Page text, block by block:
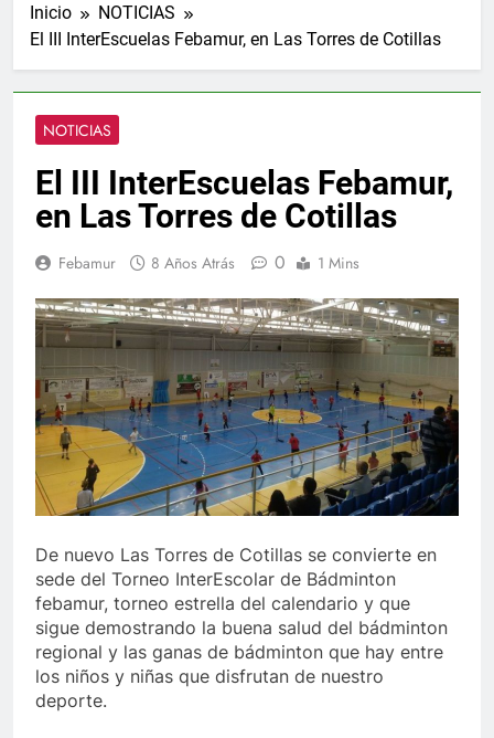
Inicio
NOTICIAS
El III InterEscuelas Febamur, en Las Torres de Cotillas
NOTICIAS
El III InterEscuelas Febamur,
en Las Torres de Cotillas
Febamur 8 Años Atrás 0 1 Mins
De nuevo Las Torres de Cotillas se convierte en
sede del Torneo InterEscolar de Bádminton
febamur, torneo estrella del calendario y que
sigue demostrando la buena salud del bádminton
regional y las ganas de bádminton que hay entre
los niños y niñas que disfrutan de nuestro
deporte.